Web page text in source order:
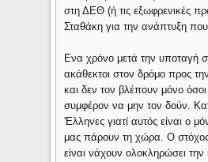
στη ΔΕΘ (ή τις εξωφρενικές
Σταθάκη για την ανάπτυξη που
Ενα χρόνο μετά την υποταγή
ακάθεκτοι στον δρόμο προς
και δεν τον βλέπουν μόνο
συμφέρον να μην τον δούν.
'Ελληνες γιατί αυτός είναι ο
μας πάρουν τη χώρα. Ο
είναι νάχουν ολοκληρώσει